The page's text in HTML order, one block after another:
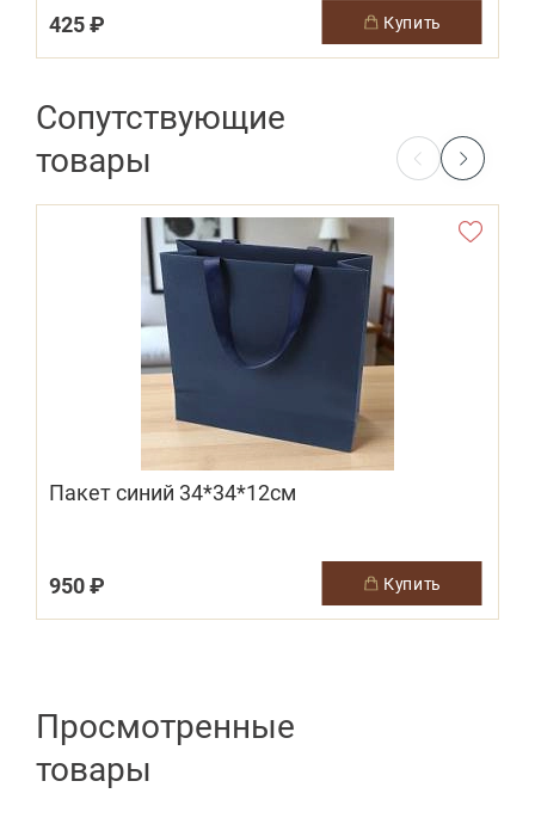
425 ₽ купить
Сопутствующие
товары
Пакет синий 34*34*12см
950 ₽ купить
Просмотренные
товары